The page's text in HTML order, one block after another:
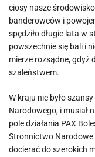
ciosy nasze
banderowców i
spędziło długie lata w
powszechnie się bali i
mierze rozsądne, gdyż
szaleństwem.
W kraju nie było
Narodowego, i musiał
pole działania PAX
Stronnictwo Narodowe
docierać do szerokich